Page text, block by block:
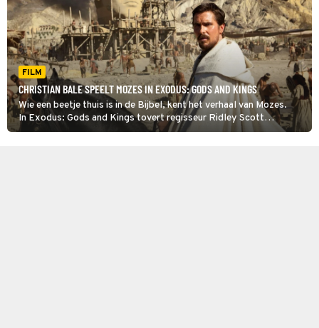
FILM
CHRISTIAN BALE SPEELT MOZES IN EXODUS: GODS AND KINGS
Wie een beetje thuis is in de Bijbel, kent het verhaal van Mozes.
In Exodus: Gods and Kings tovert regisseur Ridley Scott
dat verhaal om tot een groots spektakel.